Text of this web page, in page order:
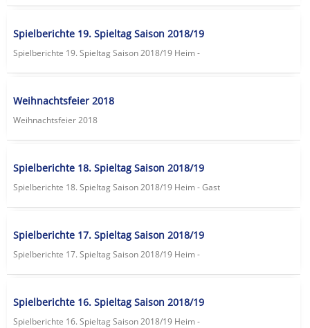
Spielberichte 19. Spieltag Saison 2018/19
Spielberichte 19. Spieltag Saison 2018/19 Heim -
Weihnachtsfeier 2018
Weihnachtsfeier 2018
Spielberichte 18. Spieltag Saison 2018/19
Spielberichte 18. Spieltag Saison 2018/19 Heim - Gast
Spielberichte 17. Spieltag Saison 2018/19
Spielberichte 17. Spieltag Saison 2018/19 Heim -
Spielberichte 16. Spieltag Saison 2018/19
Spielberichte 16. Spieltag Saison 2018/19 Heim -